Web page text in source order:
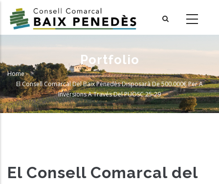
main
Portfolio
Breadcrumb
Home-
El Consell Comarcal Del Baix Penedès Disposarà De 500.000€ Per A
Inversions A Través Del PUOSC 25-29
El Consell Comarcal del